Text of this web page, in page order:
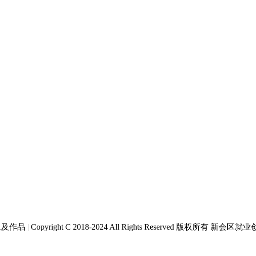
品 | Copyright C 2018-2024 All Rights Reserved 版权所有 新会区就业